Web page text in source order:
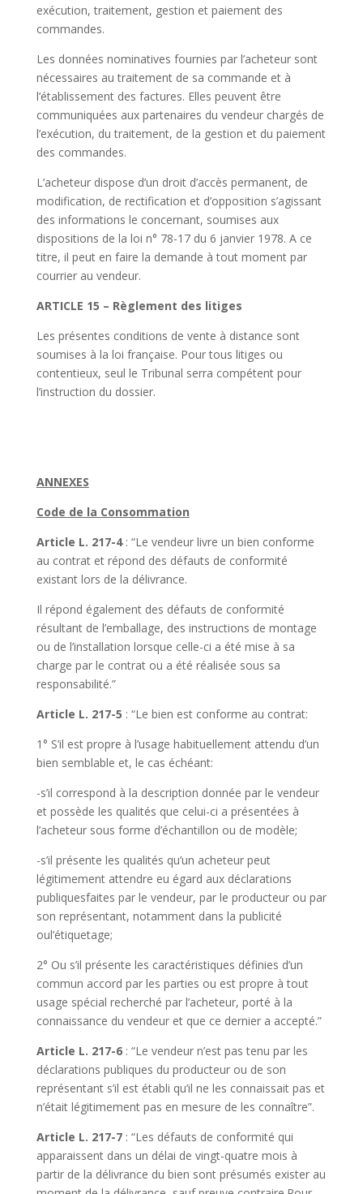
exécution, traitement, gestion et paiement des
commandes.
Les données nominatives fournies par l’acheteur sont
nécessaires au traitement de sa commande et à
l’établissement des factures. Elles peuvent être
communiquées aux partenaires du vendeur chargés de
l’exécution, du traitement, de la gestion et du paiement
des commandes.
L’acheteur dispose d’un droit d’accès permanent, de
modification, de rectification et d’opposition s’agissant
des informations le concernant, soumises aux
dispositions de la loi n° 78-17 du 6 janvier 1978. A ce
titre, il peut en faire la demande à tout moment par
courrier au vendeur.
ARTICLE 15 – Règlement des litiges
Les présentes conditions de vente à distance sont
soumises à la loi française. Pour tous litiges ou
contentieux, seul le Tribunal serra compétent pour
l’instruction du dossier.
ANNEXES
Code de la Consommation
Article L. 217-4 : “Le vendeur livre un bien conforme
au contrat et répond des défauts de conformité
existant lors de la délivrance.
Il répond également des défauts de conformité
résultant de l’emballage, des instructions de montage
ou de l’installation lorsque celle-ci a été mise à sa
charge par le contrat ou a été réalisée sous sa
responsabilité.”
Article L. 217-5 : “Le bien est conforme au contrat:
1° S’il est propre à l’usage habituellement attendu d’un
bien semblable et, le cas échéant:
-s’il correspond à la description donnée par le vendeur
et possède les qualités que celui-ci a présentées à
l’acheteur sous forme d’échantillon ou de modèle;
-s’il présente les qualités qu’un acheteur peut
légitimement attendre eu égard aux déclarations
publiquesfaites par le vendeur, par le producteur ou par
son représentant, notamment dans la publicité
oul’étiquetage;
2° Ou s’il présente les caractéristiques définies d’un
commun accord par les parties ou est propre à tout
usage spécial recherché par l’acheteur, porté à la
connaissance du vendeur et que ce dernier a accepté.”
Article L. 217-6 : “Le vendeur n’est pas tenu par les
déclarations publiques du producteur ou de son
représentant s’il est établi qu’il ne les connaissait pas et
n’était légitimement pas en mesure de les connaître”.
Article L. 217-7 : “Les défauts de conformité qui
apparaissent dans un délai de vingt-quatre mois à
partir de la délivrance du bien sont présumés exister au